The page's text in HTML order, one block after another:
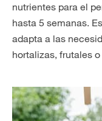
nutrientes para el
hasta 5 semanas.
adapta a las
hortalizas, frutales